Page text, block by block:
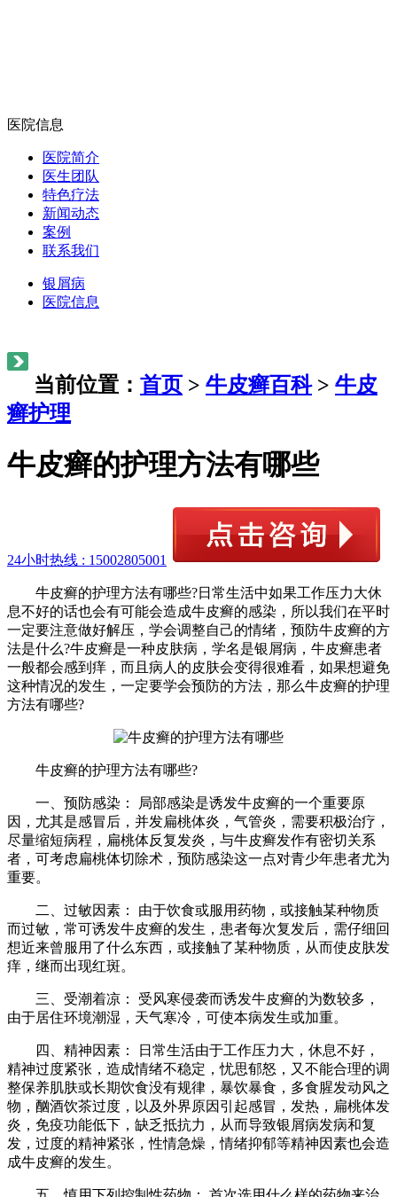
医院信息
医院简介
医生团队
特色疗法
新闻动态
案例
联系我们
银屑病
医院信息
当前位置： 首页 > 牛皮癣百科> 牛皮
癣护理
牛皮癣的护理方法有哪些
24小时热线 : 15002805001
牛皮癣的护理方法有哪些?日常生活中如果工作压力大休
息不好的话也会有可能会造成牛皮癣的感染，所以我们在平时
一定要注意做好解压，学会调整自己的情绪，预防牛皮癣的方
法是什么?牛皮癣是一种皮肤病，学名是银屑病，牛皮癣患者
一般都会感到痒，而且病人的皮肤会变得很难看，如果想避免
这种情况的发生，一定要学会预防的方法，那么牛皮癣的护理
方法有哪些?
牛皮癣的护理方法有哪些?
一、预防感染： 局部感染是诱发牛皮癣的一个重要原
因，尤其是感冒后，并发扁桃体炎，气管炎，需要积极治疗，
尽量缩短病程，扁桃体反复发炎，与牛皮癣发作有密切关系
者，可考虑扁桃体切除术，预防感染这一点对青少年患者尤为
重要。
二、过敏因素： 由于饮食或服用药物，或接触某种物质
而过敏，常可诱发牛皮癣的发生，患者每次复发后，需仔细回
想近来曾服用了什么东西，或接触了某种物质，从而使皮肤发
痒，继而出现红斑。
三、受潮着凉： 受风寒侵袭而诱发牛皮癣的为数较多，
由于居住环境潮湿，天气寒冷，可使本病发生或加重。
四、精神因素： 日常生活由于工作压力大，休息不好，
精神过度紧张，造成情绪不稳定，忧思郁怒，又不能合理的调
整保养肌肤或长期饮食没有规律，暴饮暴食，多食腥发动风之
物，酗酒饮茶过度，以及外界原因引起感冒，发热，扁桃体发
炎，免疫功能低下，缺乏抵抗力，从而导致银屑病发病和复
发，过度的精神紧张，性情急燥，情绪抑郁等精神因素也会造
成牛皮癣的发生。